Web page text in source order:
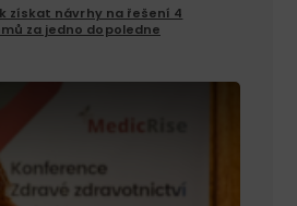
získat návrhy na řešení 4
za jedno dopoledne